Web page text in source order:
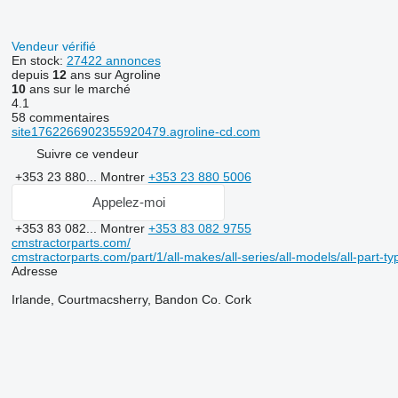
Vendeur vérifié
En stock: 27422 annonces
depuis 12ans sur Agroline
10ans sur le marché
4.1
58 commentaires
site1762266902355920479.agroline-cd.com
Suivre ce vendeur
+353 23 880... Montrer +353 23 880 5006
Appelez-moi
+353 83 082... Montrer +353 83 082 9755
cmstractorparts.com/
cmstractorparts.com/part/1/all-makes/all-series/all-models/all-part-
Adresse
Irlande, Courtmacsherry, Bandon Co. Cork